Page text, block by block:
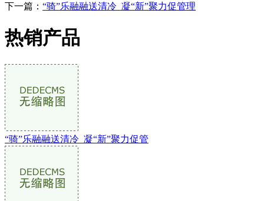
下一篇： “骑”乐融融送清冷 凝“新”聚力促管理
热销产品
“骑”乐融融送清冷 凝“新”聚力促管